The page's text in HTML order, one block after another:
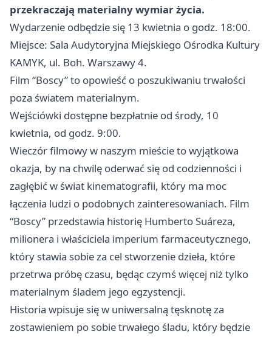
przekraczają materialny wymiar życia.
Wydarzenie odbędzie się 13 kwietnia o godz. 18:00.
Miejsce: Sala Audytoryjna Miejskiego Ośrodka Kultury
KAMYK, ul. Boh. Warszawy 4.
Film “Boscy” to opowieść o poszukiwaniu trwałości
poza światem materialnym.
Wejściówki dostępne bezpłatnie od środy, 10
kwietnia, od godz. 9:00.
Wieczór filmowy w naszym mieście to wyjątkowa
okazja, by na chwilę oderwać się od codzienności i
zagłębić w świat kinematografii, który ma moc
łączenia ludzi o podobnych zainteresowaniach. Film
“Boscy” przedstawia historię Humberto Suáreza,
milionera i właściciela imperium farmaceutycznego,
który stawia sobie za cel stworzenie dzieła, które
przetrwa próbę czasu, będąc czymś więcej niż tylko
materialnym śladem jego egzystencji.
Historia wpisuje się w uniwersalną tęsknotę za
zostawieniem po sobie trwałego śladu, który będzie